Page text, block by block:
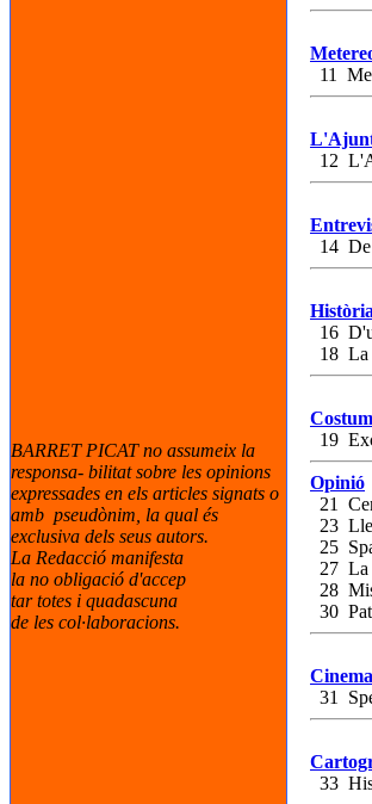
BARRET PICAT no assumeix la
responsa- bilitat sobre les opinions
expressades en els articles signats o
amb pseudònim, la qual és
exclusiva dels seus autors.
La Redacció manifesta
la no obligació d'accep
tar totes i quadascuna
de les col·laboracions.
11
12
14
16
18 La
19
Opinió
21
23
25
27 La
28
30
Cinema
31
33